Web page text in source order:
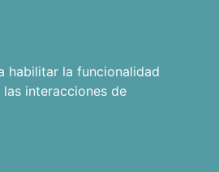
habilitar la funcionalidad
interacciones de